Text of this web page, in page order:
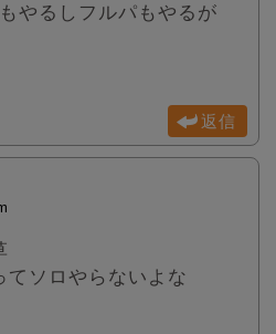
やるしフルパもやるが
返信
てソロやらないよな